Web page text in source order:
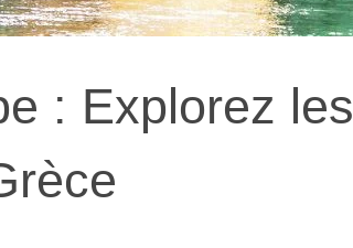
: Explorez les